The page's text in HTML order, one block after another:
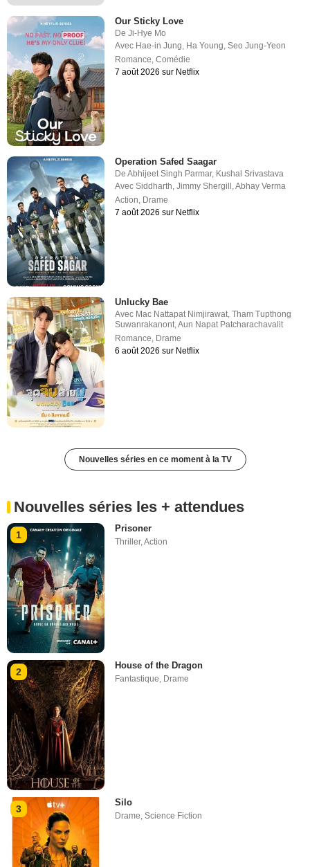
Our Sticky Love
DeJi-Hye Mo
Avec Hae-in Jung, Ha Young,Seo Jung-Yeon
Romance,Comédie
7 août 2026 sur Netflix
Operation Safed Saagar
DeAbhijeet Singh Parmar, Kushal Srivastava
AvecSiddharth,Jimmy Shergill ,Abhay Verma
Action, Drame
7 août 2026 sur Netflix
Unlucky Bae
Avec Mac Nattapat Nimjirawat,Tham Tupthong
Suwanrakanont,Aun Napat Patcharachavalit
Romance, Drame
6 août 2026 sur Netflix
Nouvelles séries en ce moment à la TV
Nouvelles séries les + attendues
1
Prisoner
Thriller,Action
2
House of the Dragon
Fantastique, Drame
3
Silo
Drame,Science Fiction